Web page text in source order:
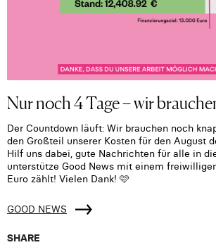
Nur noch 4 Tage – wir
Der Countdown läuft: Wir brauchen noch
den Großteil unserer Kosten für den August
Hilf uns dabei, gute Nachrichten für alle in
unterstütze Good News mit einem
Euro zählt! Vielen Dank! 🩷
GOOD NEWS
SHARE